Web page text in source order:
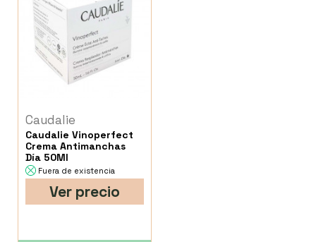
Caudalie
Caudalie Vinoperfect
Crema Antimanchas
Día 50Ml
Fuera de existencia
Ver precio